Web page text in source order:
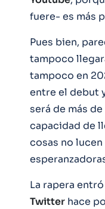
fuere- es más
Pues bien,
tampoco
tampoco en
entre el debut
será de más
capacidad de
cosas no
La rapera
Twitter hace